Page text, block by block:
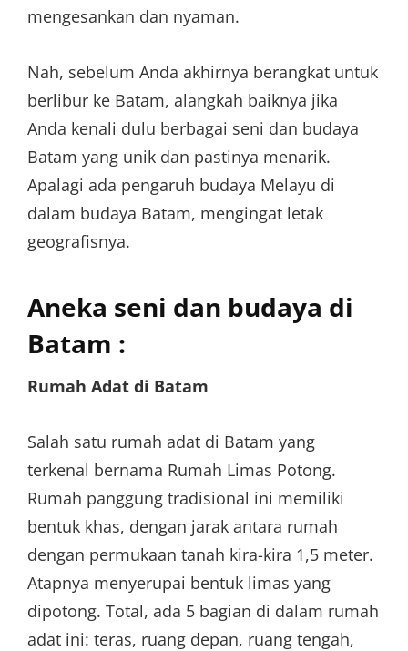
mengesankan dan nyaman.
Nah, sebelum Anda akhirnya berangkat untuk
berlibur ke Batam, alangkah baiknya jika
Anda kenali dulu berbagai seni dan budaya
Batam yang unik dan pastinya menarik.
Apalagi ada pengaruh budaya Melayu di
dalam budaya Batam, mengingat letak
geografisnya.
Aneka seni dan budaya di
Batam :
Rumah Adat di Batam
Salah satu rumah adat di Batam yang
terkenal bernama Rumah Limas Potong.
Rumah panggung tradisional ini memiliki
bentuk khas, dengan jarak antara rumah
dengan permukaan tanah kira-kira 1,5 meter.
Atapnya menyerupai bentuk limas yang
dipotong. Total, ada 5 bagian di dalam rumah
adat ini: teras, ruang depan, ruang tengah,